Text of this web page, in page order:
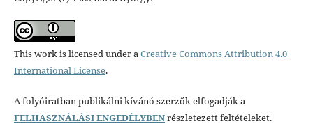
This work is licensed under aCreative Commons Attribution 4.0
International License.
A folyóiratban publikálni kívánó szerzők elfogadják a
FELHASZNÁLÁSI ENGEDÉLYBENrészletezett feltételeket.